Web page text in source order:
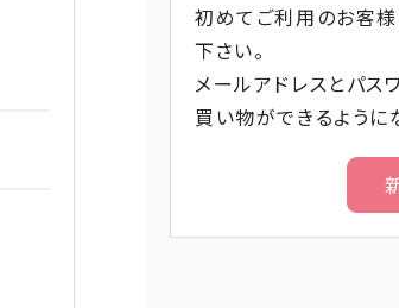
初めてご利用のお客様
下さい。
メールアドレスとパス
買い物ができるように